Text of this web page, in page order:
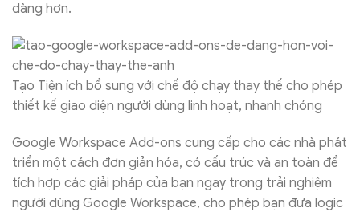
dàng hơn.
Tạo Tiện ích bổ sung với chế độ chạy thay thế cho phép
thiết kế giao diện người dùng linh hoạt, nhanh chóng
Google Workspace Add-ons cung cấp cho các nhà phát
triển một cách đơn giản hóa, có cấu trúc và an toàn để
tích hợp các giải pháp của bạn ngay trong trải nghiệm
người dùng Google Workspace, cho phép bạn đưa logic